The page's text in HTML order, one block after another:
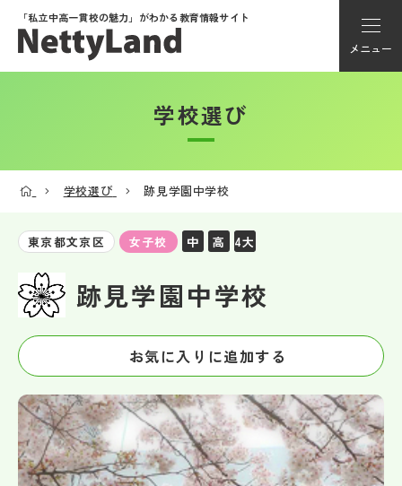
「私立中高一貫校の魅力」がわかる教育情報サイト
メニュー
アカウント登録
学校動画
私学探検隊
帰国生受験情報
学校選び
学校選び 跡見学園中学校
東京都文京区 女子校 中 高 4大
跡見学園中学校
お気に入りに追加する